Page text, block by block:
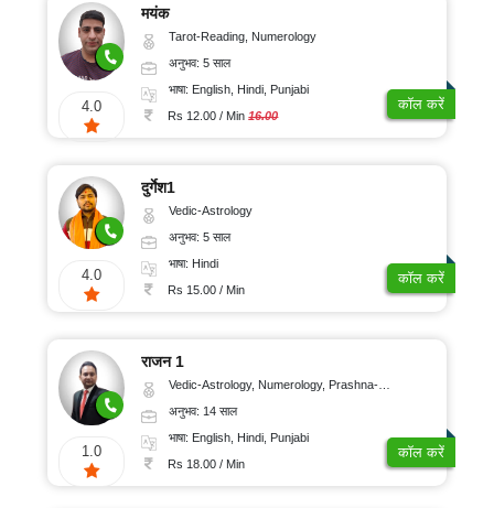
4.0
मयंक
Tarot-Reading, Numerology
अनुभव: 5 साल
भाषा: English, Hindi, Punjabi
Rs 12.00 / Min16.00
कॉल करें
4.0
दुर्गेश1
Vedic-Astrology
अनुभव: 5 साल
भाषा: Hindi
Rs 15.00 / Min
कॉल करें
1.0
राजन 1
Vedic-Astrology, Numerology, Prashna-Kundali
अनुभव: 14 साल
भाषा: English, Hindi, Punjabi
Rs 18.00 / Min
कॉल करें